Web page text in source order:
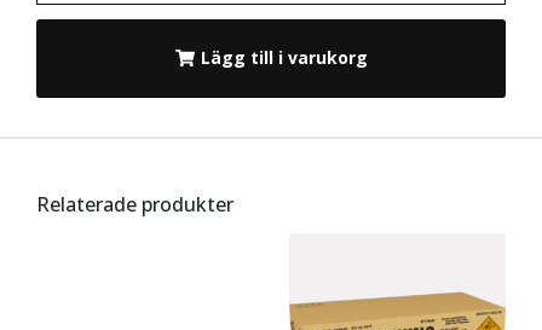
Lägg till i varukorg
Relaterade produkter